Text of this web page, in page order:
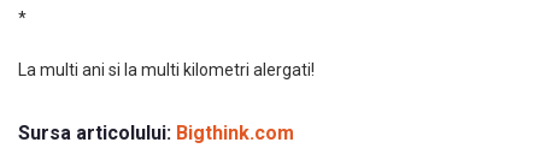
*
La multi ani si la multi kilometri alergati!
Sursa articolului: Bigthink.com